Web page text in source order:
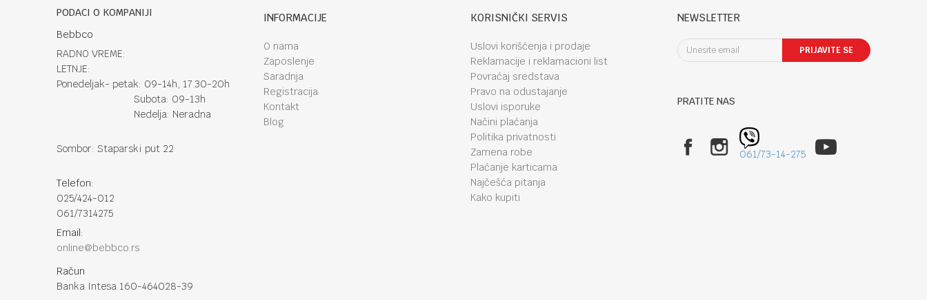
PODACI O KOMPANIJI
Bebbco
RADNO VREME:
LETNJE:
Ponedeljak- petak: 09-14h, 17.30-20h
Subota: 09-13h
Nedelja: Neradna
Sombor: Staparski put 22
Telefon:
025/424-012
061/7314275
Email:
online@bebbco.rs
Račun
Banka Intesa 160-464028-39
INFORMACIJE
O nama
Zaposlenje
Saradnja
Registracija
Kontakt
Blog
KORISNIČKI SERVIS
Uslovi korišćenja i prodaje
Reklamacije i reklamacioni list
Povraćaj sredstava
Pravo na odustajanje
Uslovi isporuke
Načini plaćanja
Politika privatnosti
Zamena robe
Plaćanje karticama
Najčešća pitanja
Kako kupiti
NEWSLETTER
PRIJAVITE SE
PRATITE NAS
061/73-14-275